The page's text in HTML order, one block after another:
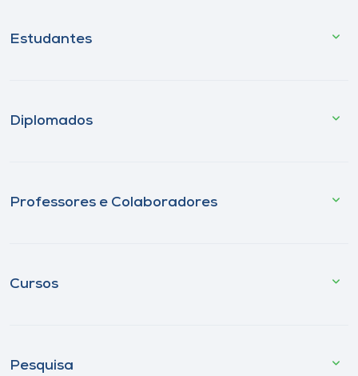
Estudantes
Diplomados
Professores e Colaboradores
Cursos
Pesquisa